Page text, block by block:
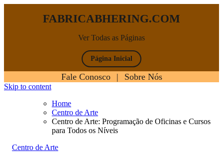
Ver Todas as Páginas
FABRICABHERING.COM
Página Inicial
Fale Conosco | Sobre Nós
Skip to content
Home
Centro de Arte
Centro de Arte: Programação de Oficinas e Cursos
para Todos os Níveis
Centro de Arte